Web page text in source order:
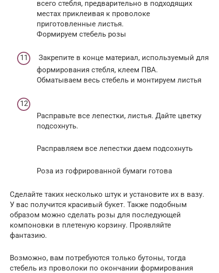
всего стебля, предварительно в подходящих
местах приклеивая к проволоке
приготовленные листья.
Формируем стебель розы
Закрепите в конце материал, используемый для
формирования стебля, клеем ПВА.
Обматываем весь стебель и монтируем листья
Расправьте все лепестки, листья. Дайте цветку
подсохнуть.
Расправляем все лепестки даем подсохнуть
Роза из гофрированной бумаги готова
Сделайте таких несколько штук и установите их в вазу.
У вас получится красивый букет. Также подобным
образом можно сделать розы для последующей
компоновки в плетеную корзину. Проявляйте
фантазию.
Возможно, вам потребуются только бутоны, тогда
стебель из проволоки по окончании формирования